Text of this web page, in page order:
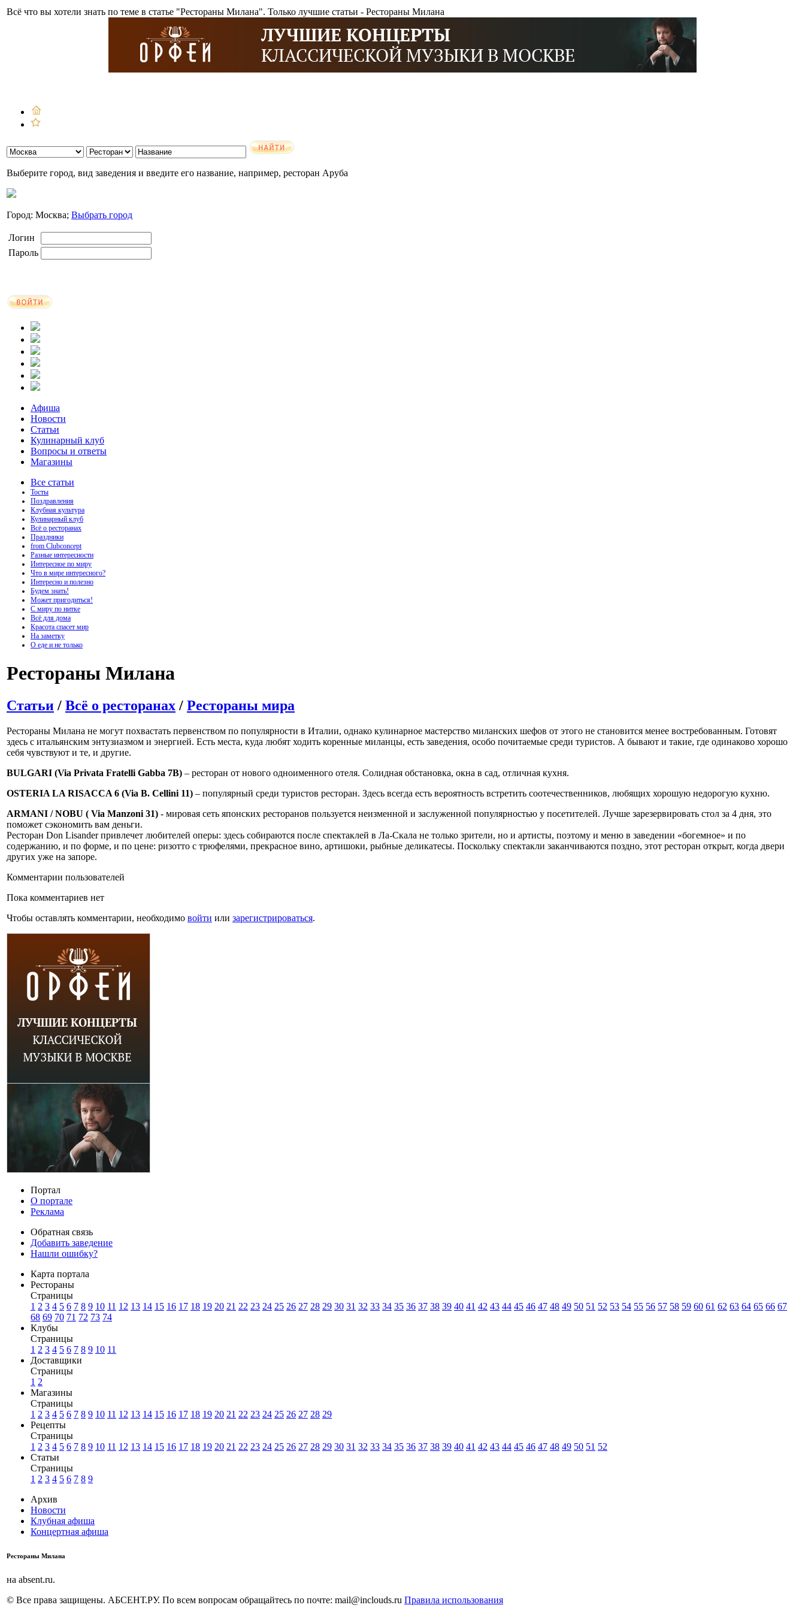
Всё что вы хотели знать по теме в статье "Рестораны Милана". Только лучшие статьи - Рестораны Милана
Выберите город, вид заведения и введите его название, например, ресторан Аруба
Город: Москва; Выбрать город
Логин
Пароль
Афиша
Новости
Статьи
Кулинарный клуб
Вопросы и ответы
Магазины
Все статьи
Тосты
Поздравления
Клубная культура
Кулинарный клуб
Всё о ресторанах
Праздники
from Clubconcept
Разные интересности
Интересное по миру
Что в мире интересного?
Интересно и полезно
Будем знать!
Может пригодиться!
С миру по нитке
Всё для дома
Красота спасет мир
На заметку
О еде и не только
Рестораны Милана
Статьи / Всё о ресторанах / Рестораны мира
Рестораны Милана не могут похвастать первенством по популярности в Италии, однако кулинарное мастерство миланских шефов от этого не становится менее востребованным. Готовят
здесь с итальянским энтузиазмом и энергией. Есть места, куда любят ходить коренные миланцы, есть заведения, особо почитаемые среди туристов. А бывают и такие, где одинаково хорошо
себя чувствуют и те, и другие.
BULGARI (Via Privata Fratelli Gabba 7B) – ресторан от нового одноименного отеля. Солидная обстановка, окна в сад, отличная кухня.
OSTERIA LA RISACCA 6 (Via B. Cellini 11) – популярный среди туристов ресторан. Здесь всегда есть вероятность встретить соотечественников, любящих хорошую недорогую кухню.
ARMANI / NOBU ( Via Manzoni 31) - мировая сеть японских ресторанов пользуется неизменной и заслуженной популярностью у посетителей. Лучше зарезервировать стол за 4 дня, это
поможет сэкономить вам деньги.
Ресторан Don Lisander привлечет любителей оперы: здесь собираются после спектаклей в Ла-Скала не только зрители, но и артисты, поэтому и меню в заведении «богемное» и по
содержанию, и по форме, и по цене: ризотто с трюфелями, прекрасное вино, артишоки, рыбные деликатесы. Поскольку спектакли заканчиваются поздно, этот ресторан открыт, когда двери
других уже на запоре.
Комментарии пользователей
Пока комментариев нет
Чтобы оставлять комментарии, необходимо войти или зарегистрироваться.
Портал
О портале
Реклама
Обратная связь
Добавить заведение
Нашли ошибку?
Карта портала
Рестораны
Страницы
1 2 3 4 5 6 7 8 9 10 11 12 13 14 15 16 17 18 19 20 21 22 23 24 25 26 27 28 29 30 31 32 33 34 35 36 37 38 39 40 41 42 43 44 45 46 47 48 49 50 51 52 53 54 55 56 57 58 59 60 61 62 63 64 65 66 67
68 69 70 71 72 73 74
Клубы
Страницы
1 2 3 4 5 6 7 8 9 10 11
Доставщики
Страницы
1 2
Магазины
Страницы
1 2 3 4 5 6 7 8 9 10 11 12 13 14 15 16 17 18 19 20 21 22 23 24 25 26 27 28 29
Рецепты
Страницы
1 2 3 4 5 6 7 8 9 10 11 12 13 14 15 16 17 18 19 20 21 22 23 24 25 26 27 28 29 30 31 32 33 34 35 36 37 38 39 40 41 42 43 44 45 46 47 48 49 50 51 52
Статьи
Страницы
1 2 3 4 5 6 7 8 9
Архив
Новости
Клубная афиша
Концертная афиша
Рестораны Милана
на absent.ru.
© Все права защищены. АБСЕНТ.РУ. По всем вопросам обращайтесь по почте: mail@inclouds.ru Правила использования